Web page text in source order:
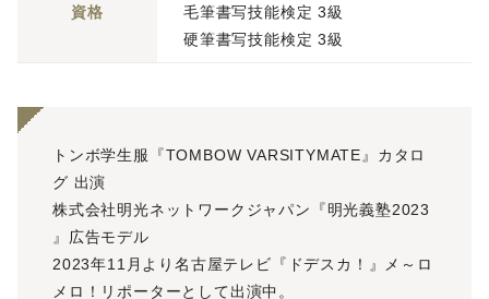
資格
毛筆書写技能検定 3級
硬筆書写技能検定 3級
トンボ学生服『TOMBOW VARSITYMATE』カタロ
グ 出演
株式会社明光ネットワークジャパン『明光義塾2023
』広告モデル
2023年11月より名古屋テレビ『ドデスカ！』メ～ロ
メロ！リポーターとして出演中。